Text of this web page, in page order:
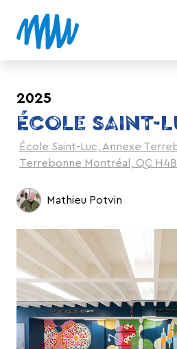
2025
ÉCOLE SAINT-
École Saint-Luc, Annexe
Terrebonne Montréal, QC H4B
Mathieu Potvin